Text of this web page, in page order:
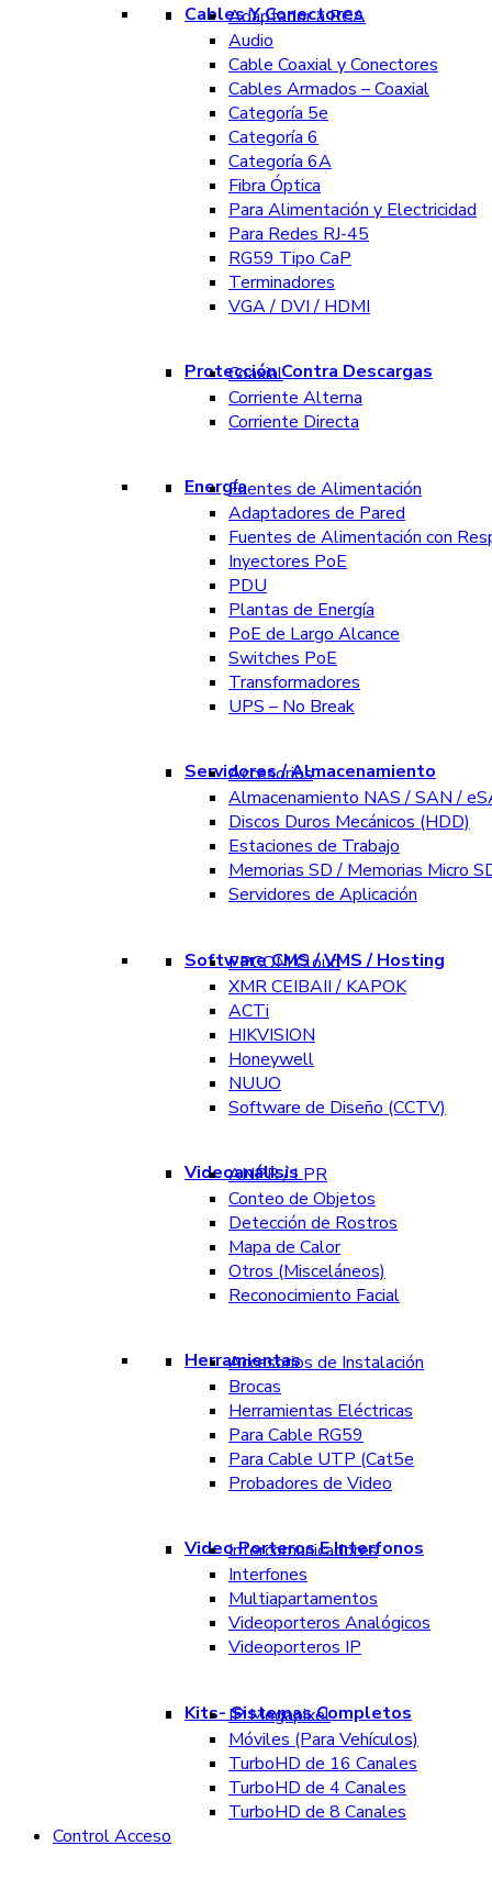
Cables Y Conectores
Adaptador a RCA
Audio
Cable Coaxial y Conectores
Cables Armados – Coaxial
Categoría 5e
Categoría 6
Categoría 6A
Fibra Óptica
Para Alimentación y Electricidad
Para Redes RJ-45
RG59 Tipo CaP
Terminadores
VGA / DVI / HDMI
Protección Contra Descargas
Coaxial
Corriente Alterna
Corriente Directa
EnergíaFuentes de Alimentación
Adaptadores de Pared
Fuentes de Alimentación con
Inyectores PoE
PDU
Plantas de Energía
PoE de Largo Alcance
Switches PoE
Transformadores
UPS – No Break
Servidores / Almacenamiento
Accesorios
Almacenamiento NAS / SAN /
Discos Duros Mecánicos (HDD)
Estaciones de Trabajo
Memorias SD / Memorias Micro
Servidores de Aplicación
Software CMS / VMS / Hosting
EPCOM Cloud
XMR CEIBAII / KAPOK
ACTi
HIKVISION
Honeywell
NUUO
Software de Diseño (CCTV)
Videoanálisis
ANPR / LPR
Conteo de Objetos
Detección de Rostros
Mapa de Calor
Otros (Misceláneos)
Reconocimiento Facial
Herramientas
Accesorios de Instalación
Brocas
Herramientas Eléctricas
Para Cable RG59
Para Cable UTP (Cat5e
Probadores de Video
Video Porteros E Interfonos
Intercomunicadores
Interfones
Multiapartamentos
Videoporteros Analógicos
Videoporteros IP
Kits- Sistemas Completos
IP Megapixel
Móviles (Para Vehículos)
TurboHD de 16 Canales
TurboHD de 4 Canales
TurboHD de 8 Canales
Control Acceso